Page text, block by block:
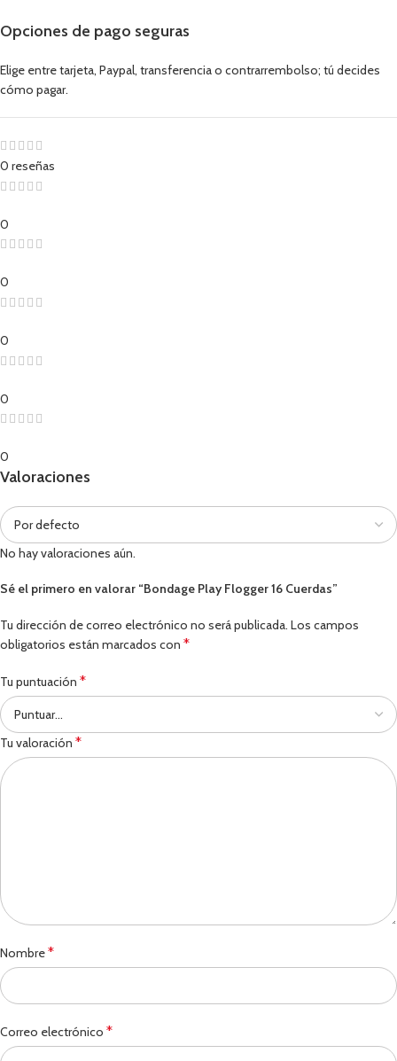
Opciones de pago seguras
Elige entre tarjeta, Paypal, transferencia o contrarrembolso; tú decides
cómo pagar.
0 reseñas
0
0
0
0
0
Valoraciones
No hay valoraciones aún.
Sé el primero en valorar “Bondage Play Flogger 16 Cuerdas”
Tu dirección de correo electrónico no será publicada. Los campos
obligatorios están marcados con *
Tu puntuación *
Tu valoración *
Nombre*
Correo electrónico *